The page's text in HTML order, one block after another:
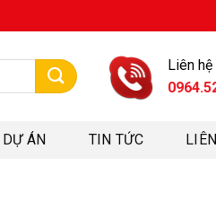
Liên
DỰ ÁN TIN TỨC